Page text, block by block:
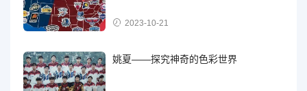
2023-10-21
姚夏——探究神奇的色彩世界